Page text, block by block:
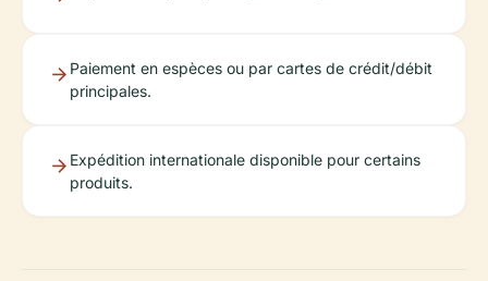
Paiement en espèces ou par cartes de crédit/débit
principales.
Expédition internationale disponible pour certains
produits.